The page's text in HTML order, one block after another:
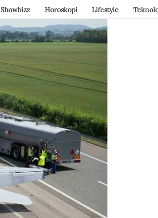
Showbizz Horoskopi Lifestyle